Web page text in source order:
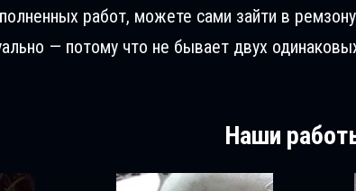
работ, можете сами зайти в
— потому что не бывает двух
Наши